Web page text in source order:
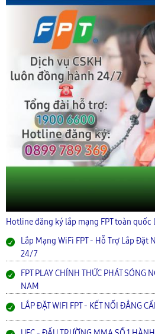
Hotline đăng ký lắp mạng FPT toàn quốc
Lắp Mạng WiFi FPT - Hỗ Trợ Lắp Đặt
24/7
FPT PLAY CHÍNH THỨC PHÁT SÓNG
NAM
LẮP ĐẶT WIFI FPT - KẾT NỐI ĐẲNG